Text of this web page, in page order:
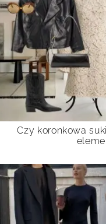
Czy koronkowa